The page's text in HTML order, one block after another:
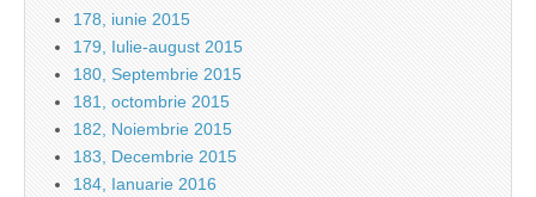
178, iunie 2015
179, Iulie-august 2015
180, Septembrie 2015
181, octombrie 2015
182, Noiembrie 2015
183, Decembrie 2015
184, Ianuarie 2016